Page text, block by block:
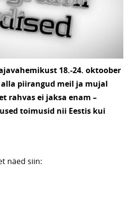
18.-24. oktoober
piirangud meil ja mujal
rahvas ei jaksa enam –
toimusid nii Eestis kui
näed siin: